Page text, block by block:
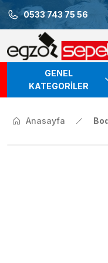
0533 743 75 56
GENEL
KATEGORİLER
Anasayfa